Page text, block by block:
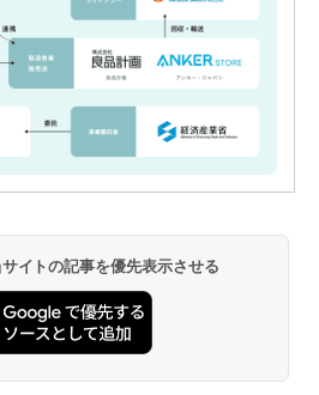
イトの記事を優先表示させる